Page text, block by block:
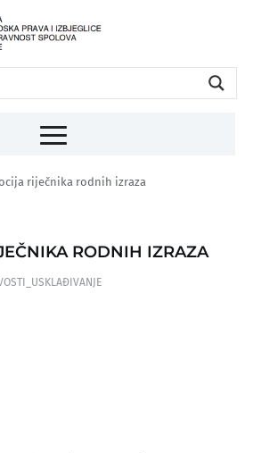
riječnika rodnih izraza
RODNIH IZRAZA